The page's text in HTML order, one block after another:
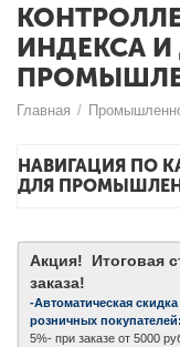
ИНДЕКСА
Главная /
НАВИГАЦИЯ ПО
ДЛЯ
Акция! Итоговая
заказа!
-Автоматическая
розничных покупателей:
5%- при заказе от 5000